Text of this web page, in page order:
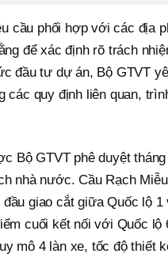
cầu phối hợp với các địa
để xác định rõ trách
đầu tư dự án, Bộ GTVT
các quy định liên quan,
Bộ GTVT phê duyệt
nhà nước. Cầu Rạch
giao cắt giữa Quốc lộ
cuối kết nối với Quốc
mô 4 làn xe, tốc độ thiết